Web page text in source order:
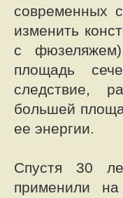
современных
изменить
с
площадь
следствие,
большей
ее энергии.
Спустя 30
применили на